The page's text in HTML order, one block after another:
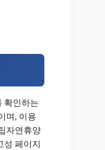
확인하는
며, 이용
자연휴양
성 페이지